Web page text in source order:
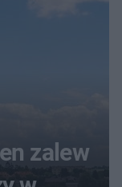
zalew